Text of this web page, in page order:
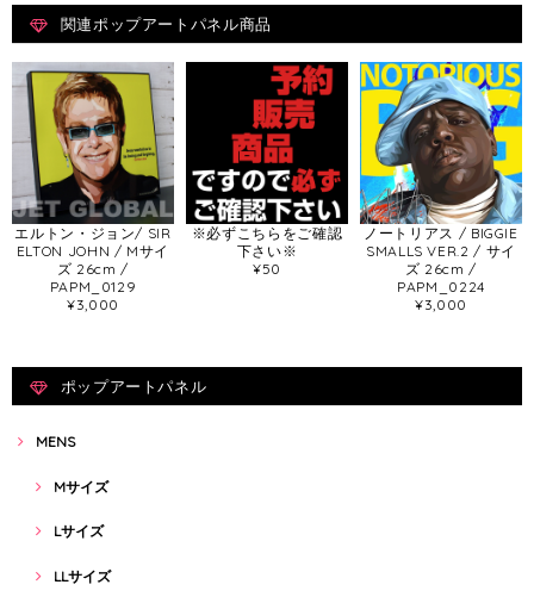
関連ポップアートパネル商品
エルトン・ジョン/ SIR
ELTON JOHN / Mサイ
ズ 26cm /
PAPM_0129
¥3,000
※必ずこちらをご確認
下さい※
¥50
ノートリアス / BIGGIE
SMALLS VER.2 / サイ
ズ 26cm /
PAPM_0224
¥3,000
ポップアートパネル
MENS
Mサイズ
Lサイズ
LLサイズ